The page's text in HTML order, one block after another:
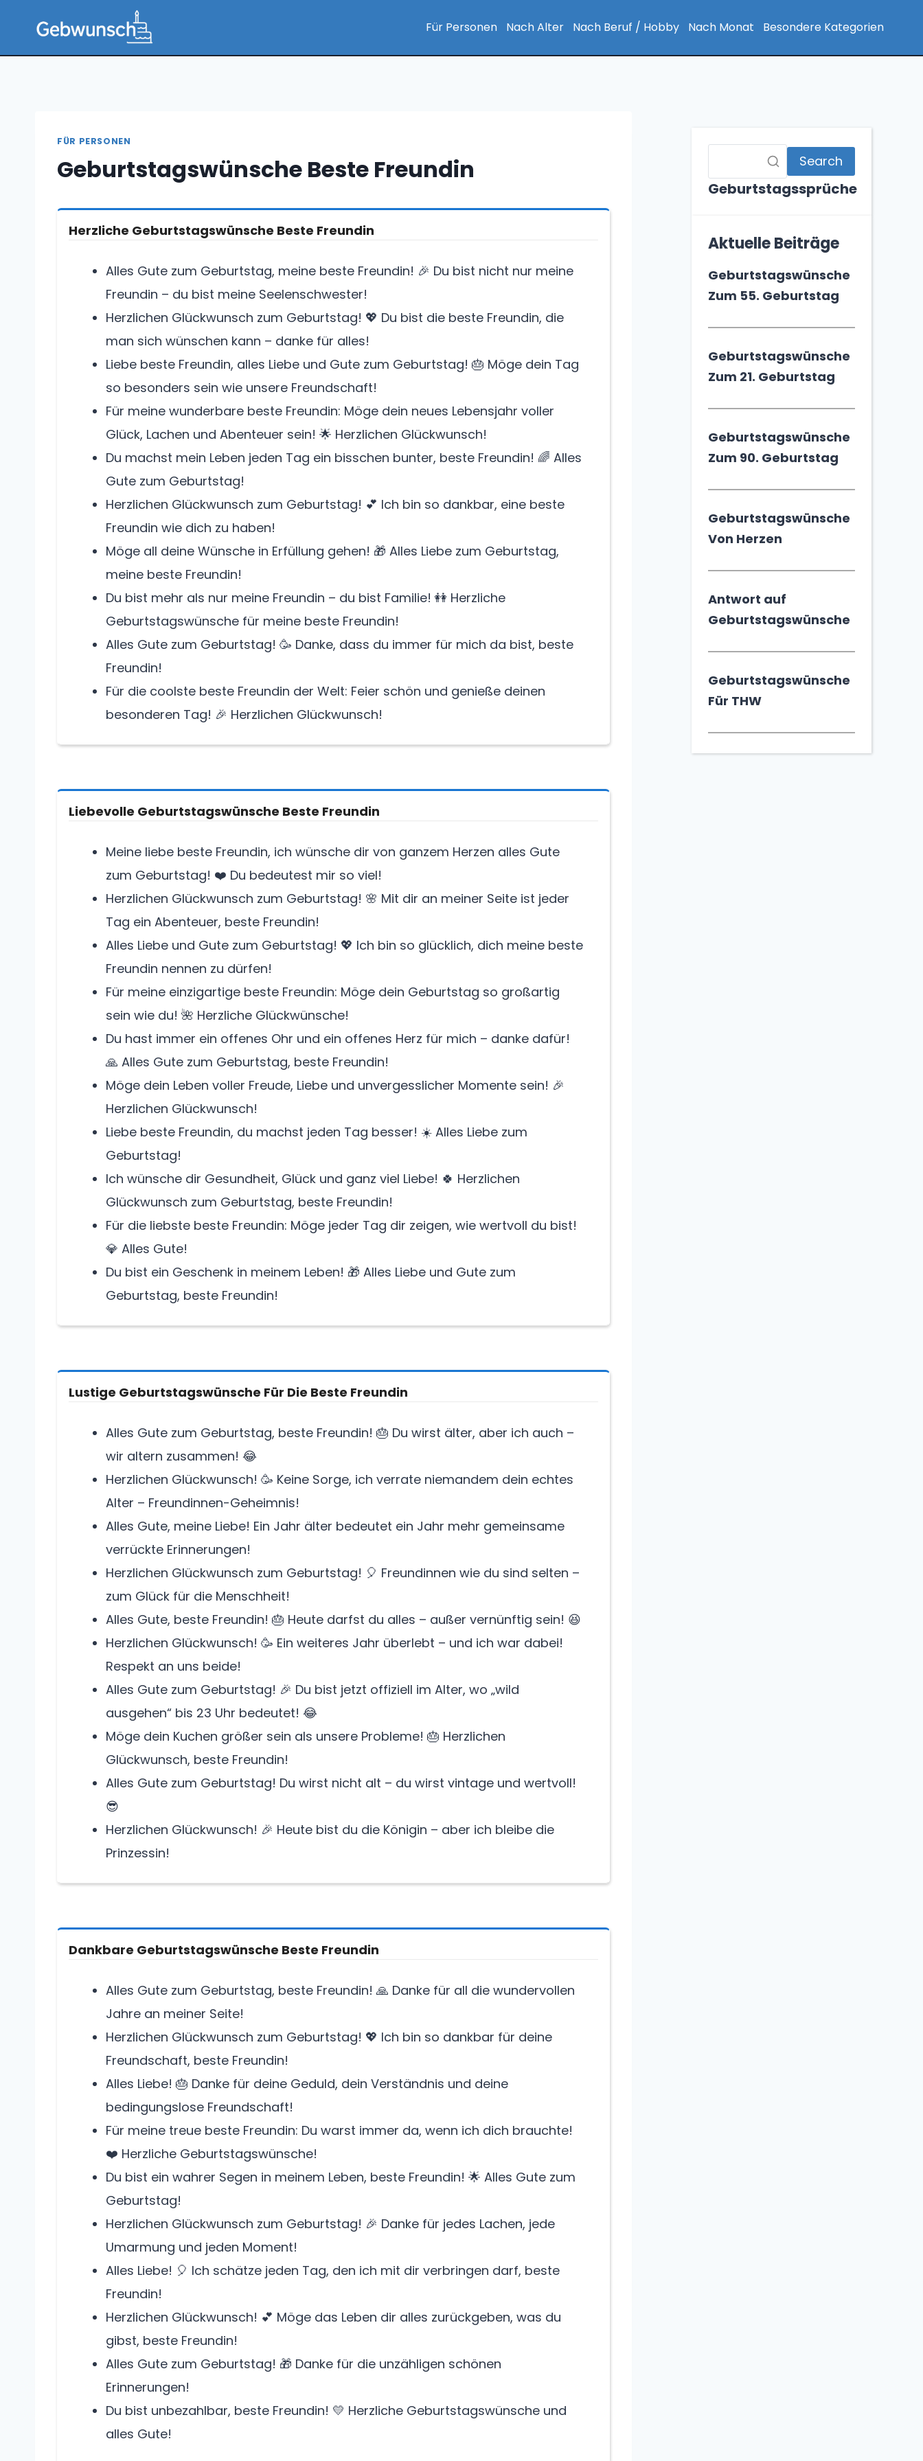
springen
Für Personen Nach Alter Nach Beruf / Hobby Nach Monat Besondere Kategorien
FÜR PERSONEN
Geburtstagswünsche Beste Freundin
Herzliche Geburtstagswünsche Beste Freundin
Alles Gute zum Geburtstag, meine beste Freundin! 🎉 Du bist nicht nur meine
Freundin – du bist meine Seelenschwester!
Herzlichen Glückwunsch zum Geburtstag! 💖 Du bist die beste Freundin, die
man sich wünschen kann – danke für alles!
Liebe beste Freundin, alles Liebe und Gute zum Geburtstag! 🎂 Möge dein Tag
so besonders sein wie unsere Freundschaft!
Für meine wunderbare beste Freundin: Möge dein neues Lebensjahr voller
Glück, Lachen und Abenteuer sein! 🌟 Herzlichen Glückwunsch!
Du machst mein Leben jeden Tag ein bisschen bunter, beste Freundin! 🌈 Alles
Gute zum Geburtstag!
Herzlichen Glückwunsch zum Geburtstag! 💕 Ich bin so dankbar, eine beste
Freundin wie dich zu haben!
Möge all deine Wünsche in Erfüllung gehen! 🎁 Alles Liebe zum Geburtstag,
meine beste Freundin!
Du bist mehr als nur meine Freundin – du bist Familie! 👭 Herzliche
Geburtstagswünsche für meine beste Freundin!
Alles Gute zum Geburtstag! 🥳 Danke, dass du immer für mich da bist, beste
Freundin!
Für die coolste beste Freundin der Welt: Feier schön und genieße deinen
besonderen Tag! 🎉 Herzlichen Glückwunsch!
Liebevolle Geburtstagswünsche Beste Freundin
Meine liebe beste Freundin, ich wünsche dir von ganzem Herzen alles Gute
zum Geburtstag! ❤️ Du bedeutest mir so viel!
Herzlichen Glückwunsch zum Geburtstag! 🌸 Mit dir an meiner Seite ist jeder
Tag ein Abenteuer, beste Freundin!
Alles Liebe und Gute zum Geburtstag! 💖 Ich bin so glücklich, dich meine beste
Freundin nennen zu dürfen!
Für meine einzigartige beste Freundin: Möge dein Geburtstag so großartig
sein wie du! 🌺 Herzliche Glückwünsche!
Du hast immer ein offenes Ohr und ein offenes Herz für mich – danke dafür!
🙏 Alles Gute zum Geburtstag, beste Freundin!
Möge dein Leben voller Freude, Liebe und unvergesslicher Momente sein! 🎉
Herzlichen Glückwunsch!
Liebe beste Freundin, du machst jeden Tag besser! ☀️ Alles Liebe zum
Geburtstag!
Ich wünsche dir Gesundheit, Glück und ganz viel Liebe! 🍀 Herzlichen
Glückwunsch zum Geburtstag, beste Freundin!
Für die liebste beste Freundin: Möge jeder Tag dir zeigen, wie wertvoll du bist!
💎 Alles Gute!
Du bist ein Geschenk in meinem Leben! 🎁 Alles Liebe und Gute zum
Geburtstag, beste Freundin!
Lustige Geburtstagswünsche Für Die Beste Freundin
Alles Gute zum Geburtstag, beste Freundin! 🎂 Du wirst älter, aber ich auch –
wir altern zusammen! 😂
Herzlichen Glückwunsch! 🥳 Keine Sorge, ich verrate niemandem dein echtes
Alter – Freundinnen-Geheimnis!
Alles Gute, meine Liebe! Ein Jahr älter bedeutet ein Jahr mehr gemeinsame
verrückte Erinnerungen!
Herzlichen Glückwunsch zum Geburtstag! 🎈 Freundinnen wie du sind selten –
zum Glück für die Menschheit!
Alles Gute, beste Freundin! 🎂 Heute darfst du alles – außer vernünftig sein! 😆
Herzlichen Glückwunsch! 🥳 Ein weiteres Jahr überlebt – und ich war dabei!
Respekt an uns beide!
Alles Gute zum Geburtstag! 🎉 Du bist jetzt offiziell im Alter, wo „wild
ausgehen“ bis 23 Uhr bedeutet! 😂
Möge dein Kuchen größer sein als unsere Probleme! 🎂 Herzlichen
Glückwunsch, beste Freundin!
Alles Gute zum Geburtstag! Du wirst nicht alt – du wirst vintage und wertvoll!
😎
Herzlichen Glückwunsch! 🎉 Heute bist du die Königin – aber ich bleibe die
Prinzessin!
Dankbare Geburtstagswünsche Beste Freundin
Alles Gute zum Geburtstag, beste Freundin! 🙏 Danke für all die wundervollen
Jahre an meiner Seite!
Herzlichen Glückwunsch zum Geburtstag! 💖 Ich bin so dankbar für deine
Freundschaft, beste Freundin!
Alles Liebe! 🎂 Danke für deine Geduld, dein Verständnis und deine
bedingungslose Freundschaft!
Für meine treue beste Freundin: Du warst immer da, wenn ich dich brauchte!
❤️ Herzliche Geburtstagswünsche!
Du bist ein wahrer Segen in meinem Leben, beste Freundin! 🌟 Alles Gute zum
Geburtstag!
Herzlichen Glückwunsch zum Geburtstag! 🎉 Danke für jedes Lachen, jede
Umarmung und jeden Moment!
Alles Liebe! 🎈 Ich schätze jeden Tag, den ich mit dir verbringen darf, beste
Freundin!
Herzlichen Glückwunsch! 💕 Möge das Leben dir alles zurückgeben, was du
gibst, beste Freundin!
Alles Gute zum Geburtstag! 🎁 Danke für die unzähligen schönen
Erinnerungen!
Du bist unbezahlbar, beste Freundin! 💛 Herzliche Geburtstagswünsche und
alles Gute!
Search
Geburtstagssprüche
Aktuelle Beiträge
Geburtstagswünsche
Zum 55. Geburtstag
Geburtstagswünsche
Zum 21. Geburtstag
Geburtstagswünsche
Zum 90. Geburtstag
Geburtstagswünsche
Von Herzen
Antwort auf
Geburtstagswünsche
Geburtstagswünsche
Für THW